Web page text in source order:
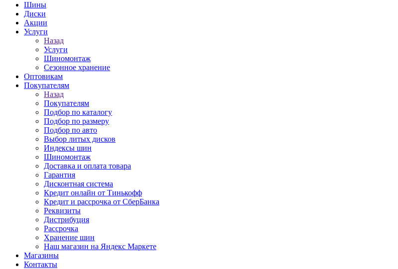
Шины
Диски
Акции
Услуги
Назад
Услуги
Шиномонтаж
Сезонное хранение
Оптовикам
Покупателям
Назад
Покупателям
Подбор по каталогу
Подбор по размеру
Подбор по авто
Выбор литых дисков
Индексы шин
Шиномонтаж
Доставка и оплата товара
Гарантия
Дисконтная система
Кредит онлайн от Тинькофф
Кредит и рассрочка от СберБанка
Реквизиты
Дистрибуция
Рассрочка
Хранение шин
Наш магазин на Яндекс Маркете
Магазины
Контакты